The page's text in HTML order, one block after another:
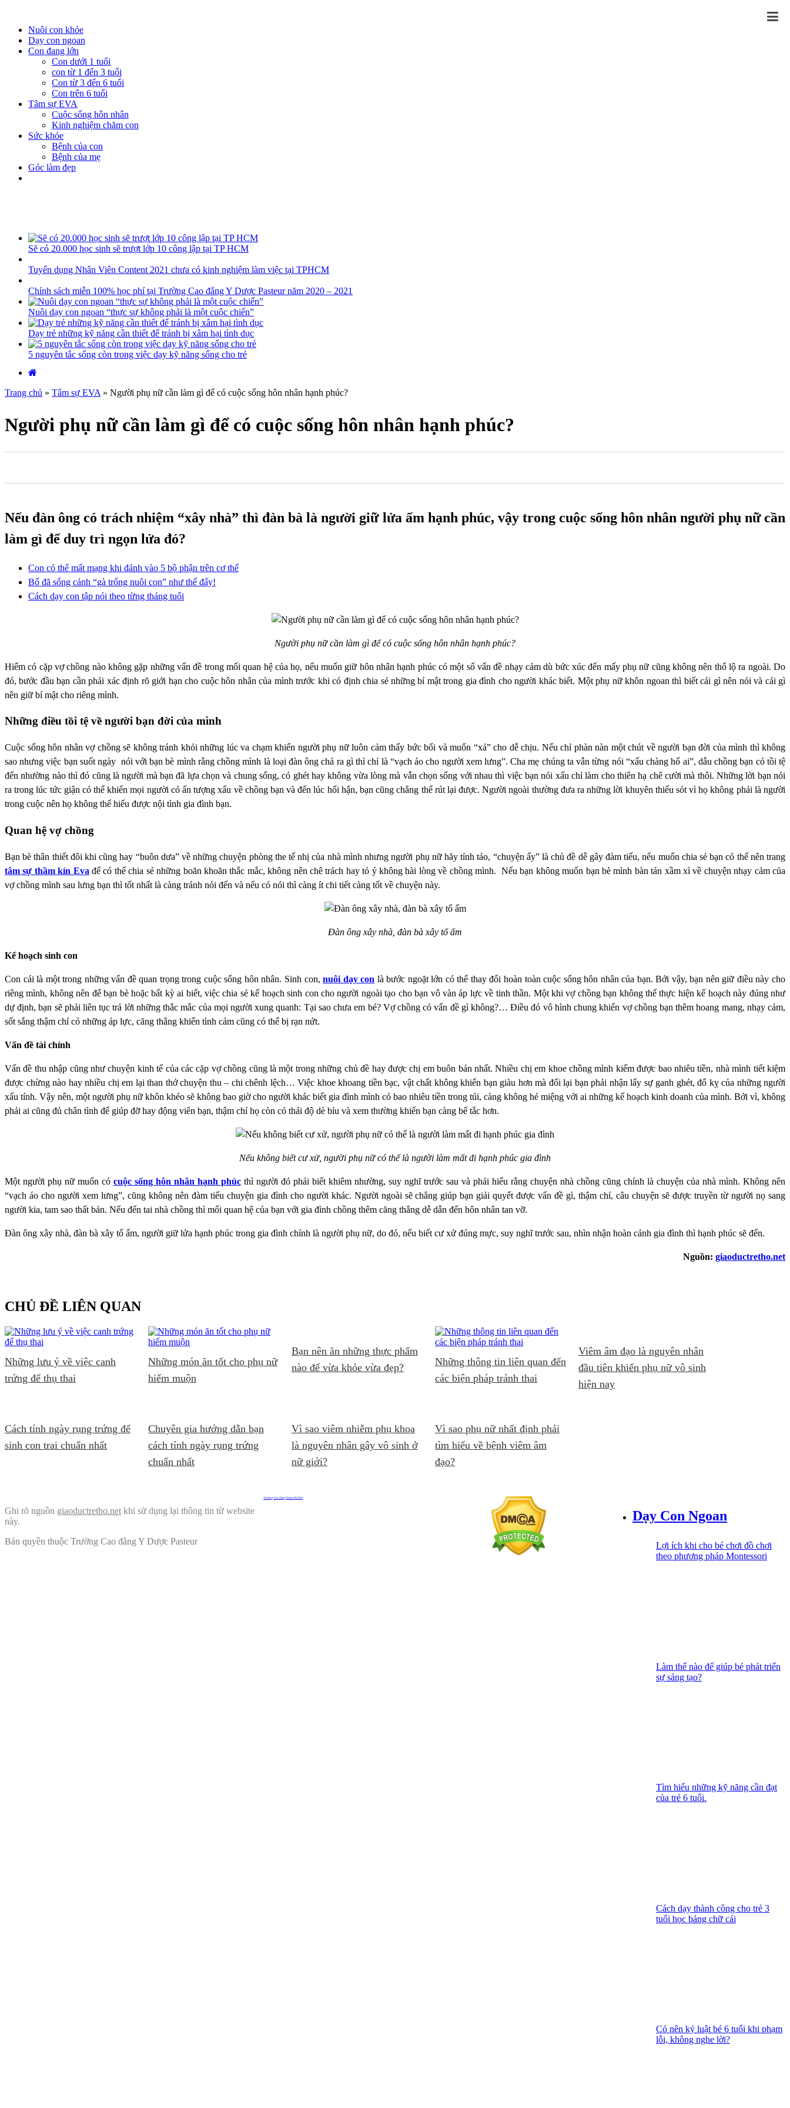
Nuôi con khỏe
Dạy con ngoan
Con đang lớn
Con dưới 1 tuổi
con từ 1 đến 3 tuổi
Con từ 3 đến 6 tuổi
Con trên 6 tuổi
Tâm sự EVA
Cuộc sống hôn nhân
Kinh nghiệm chăm con
Sức khỏe
Bệnh của con
Bệnh của mẹ
Góc làm đẹp
Sẽ có 20.000 học sinh sẽ trượt lớp 10 công lập tại TP HCM
Tuyển dụng Nhân Viên Content 2021 chưa có kinh nghiệm làm việc tại TPHCM
Chính sách miễn 100% học phí tại Trường Cao đẳng Y Dược Pasteur năm 2020 – 2021
Nuôi dạy con ngoan “thực sự không phải là một cuộc chiến”
Dạy trẻ những kỹ năng cần thiết để tránh bị xâm hại tình dục
5 nguyên tắc sống còn trong việc dạy kỹ năng sống cho trẻ
Trang chủ » Tâm sự EVA » Người phụ nữ cần làm gì để có cuộc sống hôn nhân hạnh phúc?
Người phụ nữ cần làm gì để có cuộc sống hôn nhân hạnh phúc?
Nếu đàn ông có trách nhiệm “xây nhà” thì đàn bà là người giữ lửa ấm hạnh phúc, vậy trong cuộc sống hôn nhân người phụ nữ cần
làm gì để duy trì ngọn lửa đó?
Con có thể mất mạng khi đánh vào 5 bộ phận trên cơ thể
Bố đã sống cảnh “gà trống nuôi con” như thế đấy!
Cách dạy con tập nói theo từng tháng tuổi
Người phụ nữ cần làm gì để có cuộc sống hôn nhân hạnh phúc?
Hiếm có cặp vợ chồng nào không gặp những vấn đề trong mối quan hệ của họ, nếu muốn giữ hôn nhân hạnh phúc có một số vấn đề nhạy cảm dù bức xúc đến mấy phụ nữ cũng không nên thổ lộ ra ngoài. Do
đó, bước đầu bạn cần phải xác định rõ giới hạn cho cuộc hôn nhân của mình trước khi có định chia sẻ những bí mật trong gia đình cho người khác biết. Một phụ nữ khôn ngoan thì biết cái gì nên nói và cái gì
nên giữ bí mật cho riêng mình.
Những điều tồi tệ về người bạn đời của mình
Cuộc sống hôn nhân vợ chồng sẽ không tránh khỏi những lúc va chạm khiến người phụ nữ luôn cảm thấy bức bối và muốn “xả” cho dễ chịu. Nếu chỉ phàn nàn một chút về người bạn đời của mình thì không
sao nhưng việc bạn suốt ngày nói với bạn bè mình rằng chồng mình là loại đàn ông chả ra gì thì chỉ là “vạch áo cho người xem lưng”. Cha mẹ chúng ta vẫn từng nói “xấu chàng hổ ai”, dẫu chồng bạn có tồi tệ
đến nhường nào thì đó cũng là người mà bạn đã lựa chọn và chung sống, có ghét hay không vừa lòng mà vẫn chọn sống với nhau thì việc bạn nói xấu chỉ làm cho thiên hạ chê cười mà thôi. Những lời bạn nói
ra trong lúc tức giận có thể khiến mọi người có ấn tượng xấu về chồng bạn và đến lúc hối hận, bạn cũng chẳng thể rút lại được. Người ngoài thường đưa ra những lời khuyên thiếu sót vì họ không phải là người
trong cuộc nên họ không thể hiểu được nội tình gia đình bạn.
Quan hệ vợ chồng
Bạn bè thân thiết đôi khi cũng hay “buôn dưa” về những chuyện phòng the tế nhị của nhà mình nhưng người phụ nữ hãy tỉnh táo, “chuyện ấy” là chủ đề dễ gây đàm tiếu, nếu muốn chia sẻ bạn có thể nên trang
tâm sự thầm kín Eva để có thể chia sẻ những boăn khoăn thắc mắc, không nên chê trách hay tỏ ý không hài lòng về chồng mình. Nếu bạn không muốn bạn bè mình bàn tán xầm xì về chuyện nhạy cảm của
vợ chồng mình sau lưng bạn thì tốt nhất là càng tránh nói đến và nếu có nói thì càng ít chi tiết càng tốt về chuyện này.
Đàn ông xây nhà, đàn bà xây tổ ấm
Kế hoạch sinh con
Con cái là một trong những vấn đề quan trọng trong cuộc sống hôn nhân. Sinh con,nuôi dạy con là bước ngoặt lớn có thể thay đổi hoàn toàn cuộc sống hôn nhân của bạn. Bởi vậy, bạn nên giữ điều này cho
riêng mình, không nên để bạn bè hoặc bất kỳ ai biết, việc chia sẻ kế hoạch sinh con cho người ngoài tạo cho bạn vô vàn áp lực về tinh thần. Một khi vợ chồng bạn không thể thực hiện kế hoạch này đúng như
dự định, bạn sẽ phải liên tục trả lời những thắc mắc của mọi người xung quanh: Tại sao chưa em bé? Vợ chồng có vấn đề gì không?… Điều đó vô hình chung khiến vợ chồng bạn thêm hoang mang, nhạy cảm,
sốt sắng thậm chí có những áp lực, căng thẳng khiến tình cảm cũng có thể bị rạn nứt.
Vấn đề tài chính
Vấn đề thu nhập cũng như chuyện kinh tế của các cặp vợ chồng cũng là một trong những chủ đề hay được chị em buôn bán nhất. Nhiều chị em khoe chồng mình kiếm được bao nhiêu tiền, nhà mình tiết kiệm
được chừng nào hay nhiều chị em lại than thở chuyện thu – chi chênh lệch… Việc khoe khoang tiền bạc, vật chất không khiến bạn giàu hơn mà đổi lại bạn phải nhận lấy sự ganh ghét, đố kỵ của những người
xấu tính. Vậy nên, một người phụ nữ khôn khéo sẽ không bao giờ cho người khác biết gia đình mình có bao nhiêu tiền trong túi, càng không hé miệng với ai những kế hoạch kinh doanh của mình. Bởi vì, không
phải ai cũng đủ chân tình để giúp đỡ hay động viên bạn, thậm chí họ còn có thái độ dè bỉu và xem thường khiến bạn càng bế tắc hơn.
Nếu không biết cư xử, người phụ nữ có thể là người làm mất đi hạnh phúc gia đình
Một người phụ nữ muốn có cuộc sống hôn nhân hạnh phúc thì người đó phải biết khiêm nhường, suy nghĩ trước sau và phải hiểu rằng chuyện nhà chồng cũng chính là chuyện của nhà mình. Không nên
“vạch áo cho người xem lưng”, cũng không nên đàm tiếu chuyện gia đình cho người khác. Người ngoài sẽ chẳng giúp bạn giải quyết được vấn đề gì, thậm chí, câu chuyện sẽ được truyền từ người nọ sang
người kia, tam sao thất bản. Nếu đến tai nhà chồng thì mối quan hệ của bạn với gia đình chồng thêm căng thẳng dễ dẫn đến hôn nhân tan vỡ.
Đàn ông xây nhà, đàn bà xây tổ ấm, người giữ lửa hạnh phúc trong gia đình chính là người phụ nữ, do đó, nếu biết cư xử đúng mực, suy nghĩ trước sau, nhìn nhận hoàn cảnh gia đình thì hạnh phúc sẽ đến.
Nguồn: giaoductretho.net
CHỦ ĐỀ LIÊN QUAN
Những lưu ý về việc canh
trứng để thụ thai
Những món ăn tốt cho phụ nữ
hiếm muộn
Bạn nên ăn những thực phẩm
nào để vừa khỏe vừa đẹp?
Những thông tin liên quan đến
các biện pháp tránh thai
Viêm âm đạo là nguyên nhân
đầu tiên khiến phụ nữ vô sinh
hiện nay
Cách tính ngày rụng trứng để
sinh con trai chuẩn nhất
Chuyên gia hướng dẫn bạn
cách tính ngày rụng trứng
chuẩn nhất
Vì sao viêm nhiễm phụ khoa
là nguyên nhân gây vô sinh ở
nữ giới?
Vì sao phụ nữ nhất định phải
tìm hiểu về bệnh viêm âm
đạo?
Dạy Con Ngoan
Lợi ích khi cho bé chơi đồ chơi
theo phương pháp Montessori
Làm thế nào để giúp bé phát triển
sự sáng tạo?
Tìm hiểu những kỹ năng cần đạt
của trẻ 6 tuổi.
Cách dạy thành công cho trẻ 3
tuổi học bảng chữ cái
Có nên kỷ luật bé 6 tuổi khi phạm
lỗi, không nghe lời?
Ghi rõ nguồn giaoductretho.net khi sử dụng lại thông tin từ website
này.
Bản quyền thuộc Trường Cao đẳng Y Dược Pasteur
Trường Cao đẳng Dược Hà Nội